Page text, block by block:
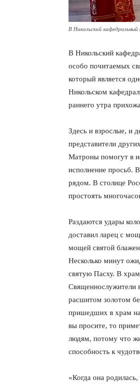
В Никольский
В Никольский
особо почитаемых
который является
Никольском
раннего утра
Здесь и взрослые, и
представители
Матроны помогут в
исполнение просьб.
рядом. В столице
простоять
Раздаются удары
доставил ларец с
мощей святой
Несколько минут
святую Пасху. В
Священнослужители
расшитом золотом
пришедших в храм
вы просите, то
людям, потому что
способность к
«Когда она